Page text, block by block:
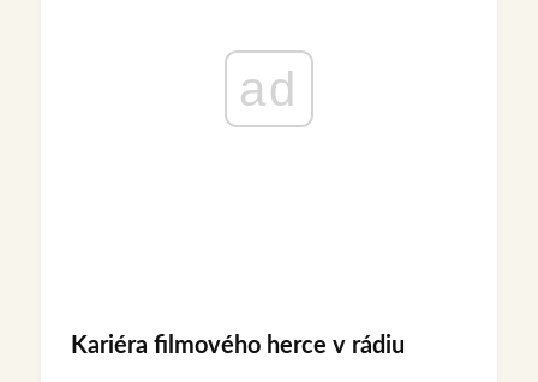
ad
Kariéra filmového herce v rádiu